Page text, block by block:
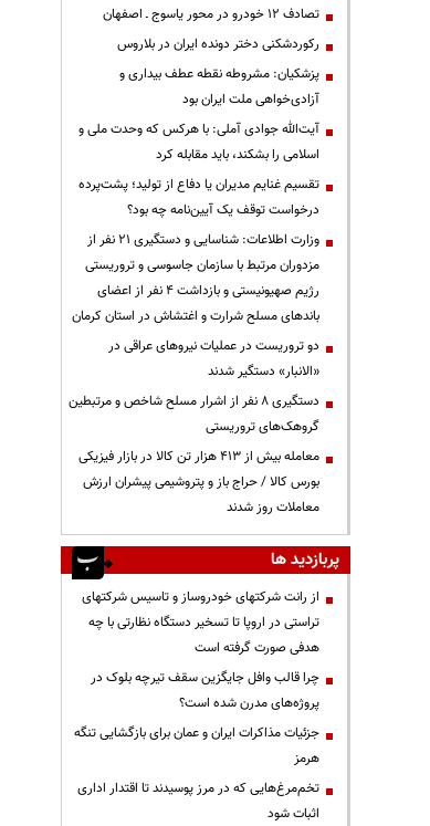
تصادف ۱۲ خودرو در محور یاسوج ـ اصفهان
رکوردشکنی دختر دونده ایران در بلاروس
پزشکیان: مشروطه نقطه عطف بیداری و
آزادی‌خواهی ملت ایران بود
آیت‌الله جوادی آملی: با هرکس که وحدت ملی و
اسلامی را بشکند، باید مقابله کرد
تقسیم غنایم مدیران یا دفاع از تولید؛ پشت‌پرده
درخواست توقف یک آیین‌نامه چه بود؟
وزارت اطلاعات: شناسایی و دستگیری ۲۱ نفر از
مزدوران مرتبط با سازمان جاسوسی و تروریستی
رژیم صهیونیستی و بازداشت ۴ نفر از اعضای
باندهای مسلح شرارت و اغتشاش در استان کرمان
دو تروریست در عملیات نیروهای عراقی در
«الانبار» دستگیر شدند
دستگیری ۸ نفر از اشرار مسلح شاخص و مرتبطین
گروهک‌های تروریستی
معامله بیش از ۴۱۳ هزار تن کالا در بازار فیزیکی
بورس کالا / حراج باز و پتروشیمی پیشران ارزش
معاملات روز شدند
پربازدید ها
از رانت‌ شرکتهای خودروساز و تاسیس شرکتهای
تراستی در اروپا تا تسخیر دستگاه نظارتی با چه
هدفی صورت گرفته است
چرا قالب وافل جایگزین سقف تیرچه بلوک در
پروژه‌های مدرن شده است؟
جزئیات مذاکرات ایران و عمان برای بازگشایی تنگه
هرمز
تخم‌مرغ‌هایی که در مرز پوسیدند تا اقتدار اداری
اثبات شود